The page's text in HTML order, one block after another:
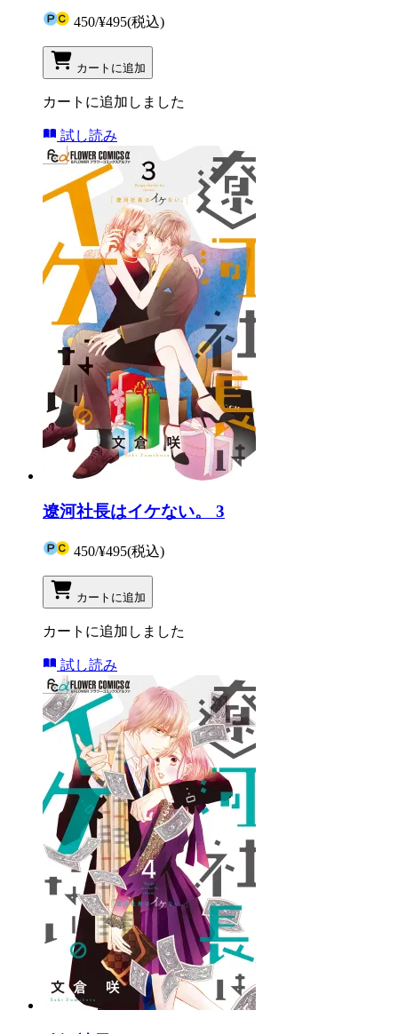
450/¥495(税込)
カートに追加
カートに追加しました
試し読み
遼河社長はイケない。 3
450/¥495(税込)
カートに追加
カートに追加しました
試し読み